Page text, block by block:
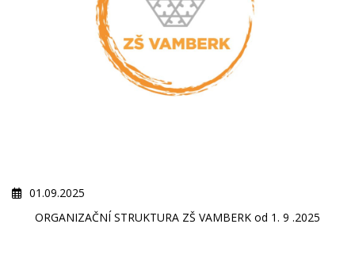
01.09.2025
ORGANIZAČNÍ STRUKTURA ZŠ VAMBERK od 1. 9 .2025